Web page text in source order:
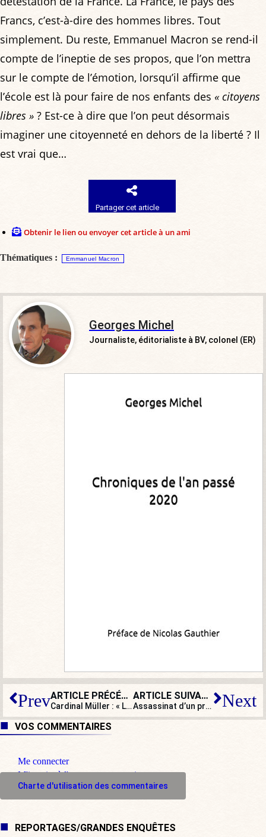
Francs, c’est-à-dire des hommes libres. Tout
simplement. Du reste, Emmanuel Macron se rend-il
compte de l’ineptie de ses propos, que l’on mettra
sur le compte de l’émotion, lorsqu’il affirme que
l’école est là pour faire de nos enfants des « citoyens
libres » ? Est-ce à dire que l’on peut désormais
imaginer une citoyenneté en dehors de la liberté ? Il
est vrai que…
Partager cet article
Obtenir le lien ou envoyer cet article à un ami
Thématiques : Emmanuel Macron
Georges Michel
Journaliste, éditorialiste à BV, colonel (ER)
Prev ARTICLE PRÉCÉDENT
Cardinal Müller : « Les assassinats prétendument “à motivation religieuse” sont une contradiction en soi et une insulte à Dieu »
ARTICLE SUIVANT
Assassinat d’un professeur : l’impuissance de nos dirigeants face à l’islamisme Next
VOS COMMENTAIRES
Me connecter
M'inscrire à l'espace commentaire
Charte d'utilisation des commentaires
REPORTAGES/GRANDES ENQUÊTES